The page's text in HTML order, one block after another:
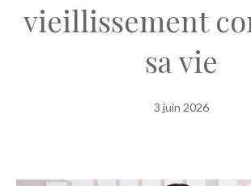
vieillissement
sa vie
3 juin 2026